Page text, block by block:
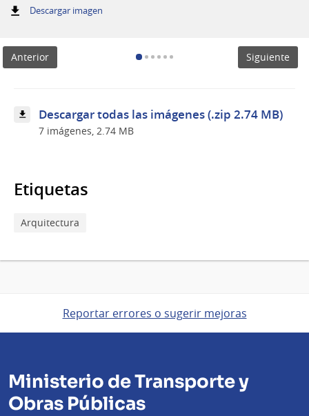
Descargar imagen:
cuarta
edición
del
Anterior Siguiente
Descargar todas las imágenes (.zip 2.74 MB)
7 imágenes, 2.74 MB
Etiquetas
Arquitectura
Reportar errores o sugerir mejoras
Ministerio de Transporte y
Obras Públicas